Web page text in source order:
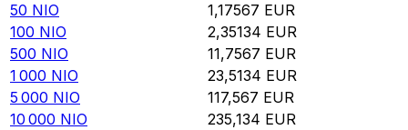
50 NIO 1,17567 EUR
100 NIO 2,35134 EUR
500 NIO 11,7567 EUR
1 000 NIO 23,5134 EUR
5 000 NIO 117,567 EUR
10 000 NIO 235,134 EUR